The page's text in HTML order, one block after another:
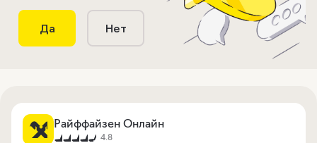
Да Нет
Райффайзен Онлайн
4.8